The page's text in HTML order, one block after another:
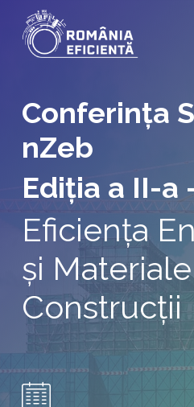
Conferința
nZeb
Ediția a II-a
Eficiența
și
Construcții